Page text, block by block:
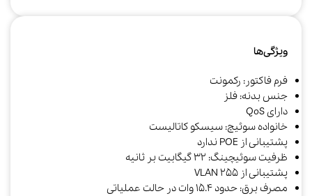
ویژگی‌ها
فرم فاکتور: رکمونت
جنس بدنه: فلز
دارای QoS
خانواده سوئیچ: سیسکو کاتالیست
پشتیبانی از POE ندارد
ظرفیت سوئیچینگ: 32 گیگابیت بر ثانیه
پشتیبانی از 255 VLAN
مصرف برق: حدود 15.4 وات در حالت عملیاتی